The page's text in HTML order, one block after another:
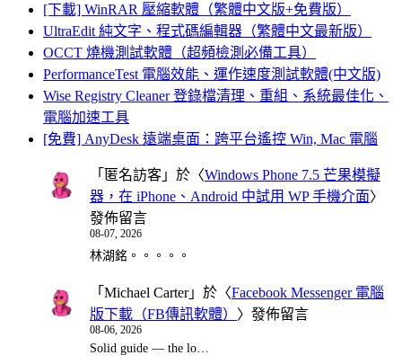
[下載] WinRAR 壓縮軟體（繁體中文版+免費版）
UltraEdit 純文字、程式碼編輯器（繁體中文最新版）
OCCT 燒機測試軟體（超頻檢測必備工具）
PerformanceTest 電腦效能、運作速度測試軟體(中文版)
Wise Registry Cleaner 登錄檔清理、重組、系統最佳化、
電腦加速工具
[免費] AnyDesk 遠端桌面：跨平台遙控 Win, Mac 電腦
「 匿名訪客 」於〈Windows Phone 7.5 芒果模擬
器，在 iPhone、Android 中試用 WP 手機介面〉
發佈留言
08-07, 2026
林湖銘。。。。。
「 Michael Carter」於〈Facebook Messenger 電腦
版下載（FB傳訊軟體） 〉發佈留言
08-06, 2026
Solid guide — the lo…